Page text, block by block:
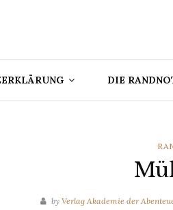
DIE
by Verlag Akademie der